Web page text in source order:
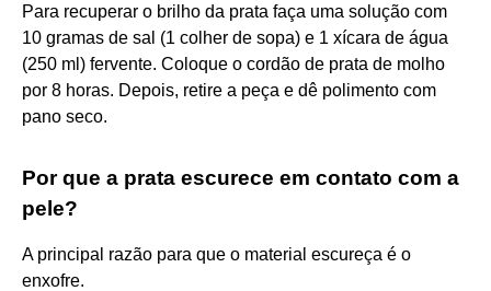
Para recuperar o brilho da prata faça uma solução com
10 gramas de sal (1 colher de sopa) e 1 xícara de água
(250 ml) fervente. Coloque o cordão de prata de molho
por 8 horas. Depois, retire a peça e dê polimento com
pano seco.
Por que a prata escurece em contato com a
pele?
A principal razão para que o material escureça é o
enxofre.